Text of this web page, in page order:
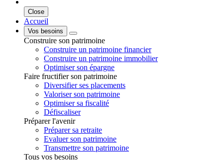
Close
Accueil
Vos besoins
Construire son patrimoine
Construire un patrimoine financier
Construire un patrimoine immobilier
Optimiser son épargne
Faire fructifier son patrimoine
Diversifier ses placements
Valoriser son patrimoine
Optimiser sa fiscalité
Défiscaliser
Préparer l'avenir
Préparer sa retraite
Evaluer son patrimoine
Transmettre son patrimoine
Tous vos besoins